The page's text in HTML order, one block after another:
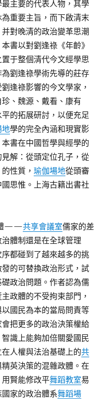
主要的代表人物，其學
重要主旨，而下啟清末
對晚清的政治變革思潮
書以對劉逢祿《年齡》
于整個清代今文經學思
劉逢祿學術先導的莊存
逢祿影響的今文學家，
、魏源、戴看、康有
的拓展研討，以便充足
地學的完全內涵和現實影
本書在中國哲學與經學的
解：從頭定位孔子，從
性質，瑜伽場地從頭審
思惟。上海古籍出書社
體——共享會議室儒家的差
體制還是在全球管理
都碰到了越來越多的挑
的可替換政治形式，試
政治問題。作者認為儒
政體的不受拘束部門，
國民為本的當局問責等
把更多的政治決策權給
識上能夠加倍關愛國民
人權與法治基礎上的共
英決策的混雜政體。在
賢能修改平舞蹈教室易
家的政治體系舞蹈場